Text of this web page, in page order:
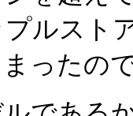
ルスト
ったの